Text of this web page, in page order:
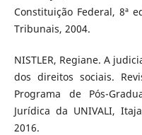
Constituição Federal, 8ª
Tribunais, 2004.
NISTLER, Regiane. A
dos direitos sociais.
Programa de Pós-
Jurídica da UNIVALI,
2016.